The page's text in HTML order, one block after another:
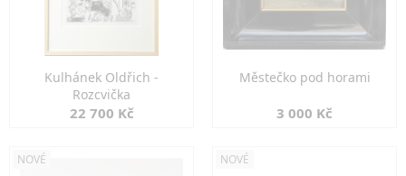
Kulhánek Oldřich -
Rozcvička
22 700 Kč
Městečko pod horami
3 000 Kč
NOVÉ NOVÉ